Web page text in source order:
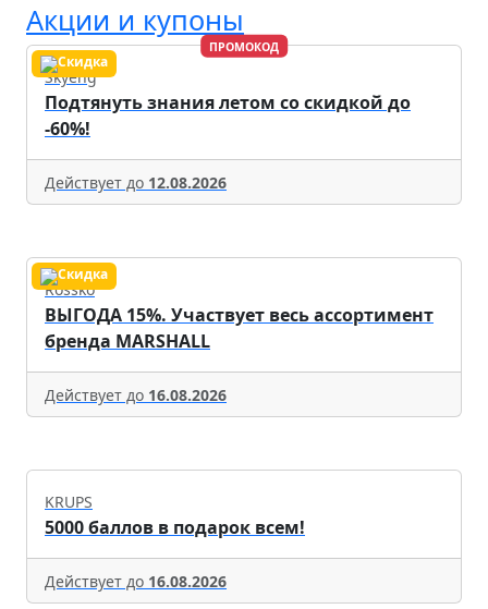
Акции и купоны
ПРОМОКОД
Skyeng
Подтянуть знания летом со скидкой до
-60%!
Действует до 12.08.2026
Rossko
ВЫГОДА 15%. Участвует весь ассортимент
бренда MARSHALL
Действует до 16.08.2026
KRUPS
5000 баллов в подарок всем!
Действует до 16.08.2026